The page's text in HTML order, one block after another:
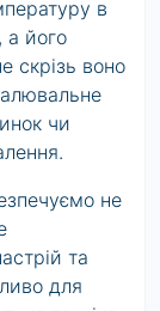
в
а його
скрізь воно
чи
не
та
для